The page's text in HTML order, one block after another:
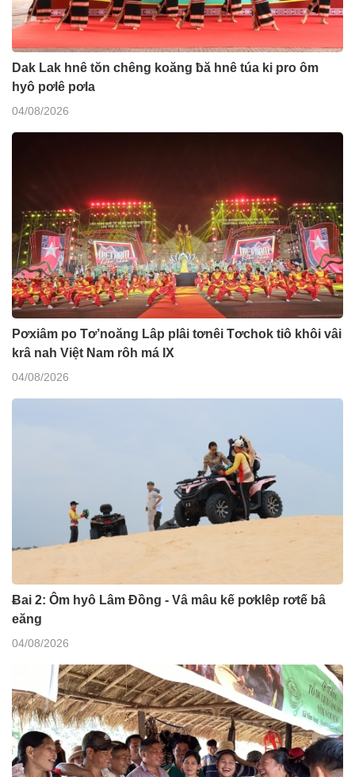
Dak Lak hnê tŏn chêng koăng ƀă hnê túa ki pro ôm
hyô pơlê pơla
04/08/2026
Pơxiâm po Tơ’noăng Lâp plâi tơnêi Tơchok tiô khôi vâi
krâ nah Việt Nam rôh má IX
04/08/2026
Ƀai 2: Ôm hyô Lâm Đồng - Vâ mâu kế pơklêp rơtế bâ
eăng
04/08/2026